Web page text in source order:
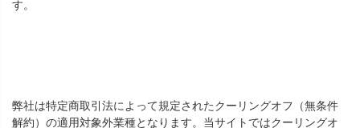
す。
弊社は特定商取引法によって規定されたクーリングオフ（無条件
解約）の適用対象外業種となります。当サイトではクーリングオ